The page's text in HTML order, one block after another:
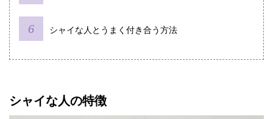
シャイな人とうまく付き合う方法
シャイな人の特徴